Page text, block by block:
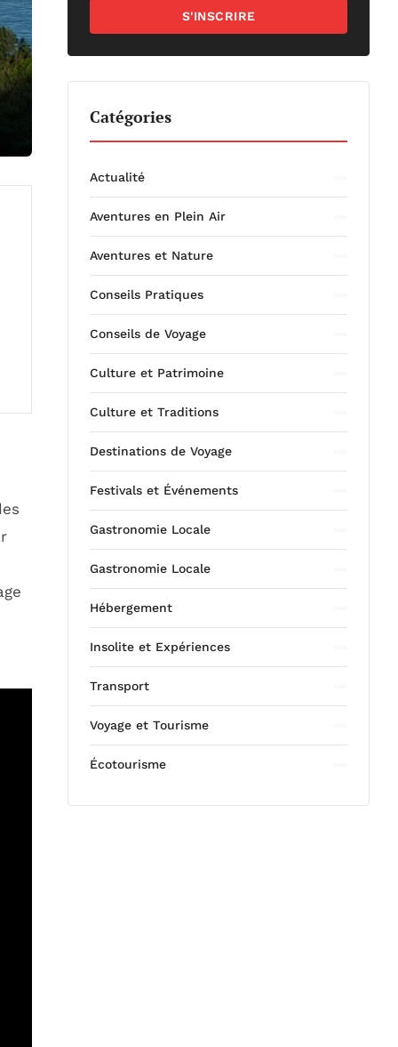
S'INSCRIRE
Catégories
Actualité
Aventures en Plein Air
Aventures et Nature
Conseils Pratiques
Conseils de Voyage
Culture et Patrimoine
Culture et Traditions
Destinations de Voyage
Festivals et Événements
Gastronomie Locale
Gastronomie Locale
Hébergement
Insolite et Expériences
Transport
Voyage et Tourisme
Écotourisme